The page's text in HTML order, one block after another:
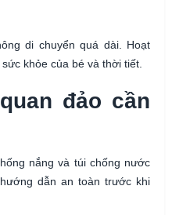
di chuyển quá dài. Hoạt
khỏe của bé và thời tiết.
đảo cần
nắng và túi chống nước
dẫn an toàn trước khi